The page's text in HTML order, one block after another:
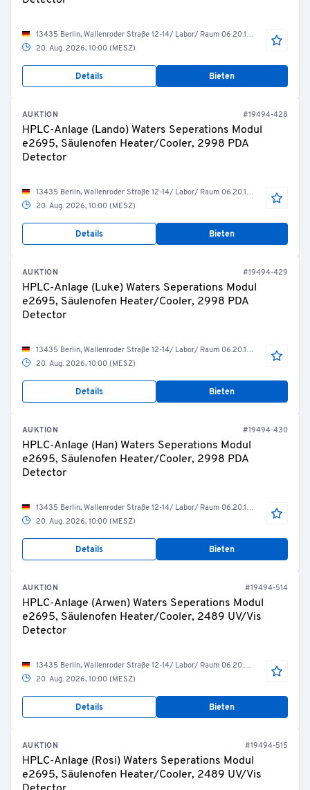
13435 Berlin, Wallenroder Straße 12-14/ Labor/ Raum 06.20.12 Messraum HPLC1
20. Aug. 2026, 10:00 (MESZ)
Details Bieten
AUKTION #19494-428
HPLC-Anlage (Lando) Waters Seperations Modul
e2695, Säulenofen Heater/Cooler, 2998 PDA
Detector
13435 Berlin, Wallenroder Straße 12-14/ Labor/ Raum 06.20.12 Messraum HPLC1
20. Aug. 2026, 10:00 (MESZ)
Details Bieten
AUKTION #19494-429
HPLC-Anlage (Luke) Waters Seperations Modul
e2695, Säulenofen Heater/Cooler, 2998 PDA
Detector
13435 Berlin, Wallenroder Straße 12-14/ Labor/ Raum 06.20.12 Messraum HPLC1
20. Aug. 2026, 10:00 (MESZ)
Details Bieten
AUKTION #19494-430
HPLC-Anlage (Han) Waters Seperations Modul
e2695, Säulenofen Heater/Cooler, 2998 PDA
Detector
13435 Berlin, Wallenroder Straße 12-14/ Labor/ Raum 06.20.12 Messraum HPLC1
20. Aug. 2026, 10:00 (MESZ)
Details Bieten
AUKTION #19494-514
HPLC-Anlage (Arwen) Waters Seperations Modul
e2695, Säulenofen Heater/Cooler, 2489 UV/Vis
Detector
13435 Berlin, Wallenroder Straße 12-14/ Labor/ Raum 06.20.26 Messraum HPLC 2
20. Aug. 2026, 10:00 (MESZ)
Details Bieten
AUKTION #19494-515
HPLC-Anlage (Rosi) Waters Seperations Modul
e2695, Säulenofen Heater/Cooler, 2489 UV/Vis